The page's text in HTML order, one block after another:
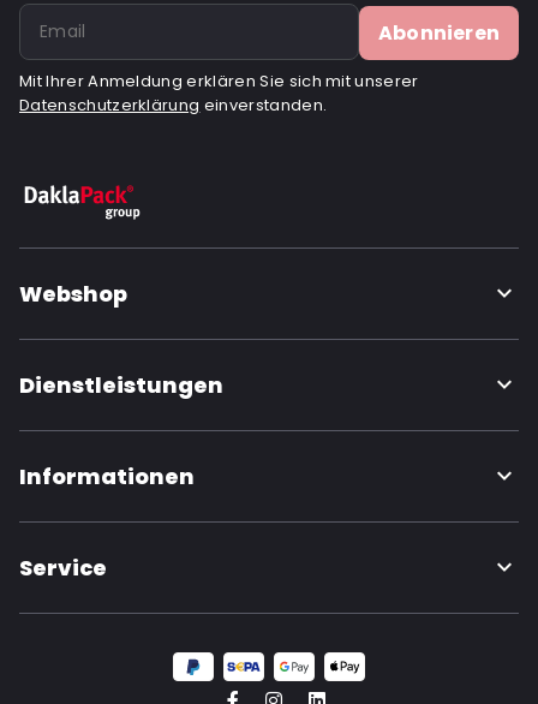
Abonnieren
Mit Ihrer Anmeldung erklären Sie sich mit unserer
Datenschutzerklärung einverstanden.
Webshop
Dienstleistungen
Informationen
Service